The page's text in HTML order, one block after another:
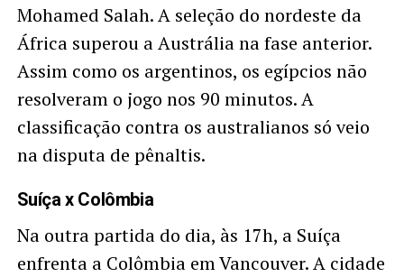
Mohamed Salah. A seleção do nordeste da
África superou a Austrália na fase anterior.
Assim como os argentinos, os egípcios não
resolveram o jogo nos 90 minutos. A
classificação contra os australianos só veio
na disputa de pênaltis.
Suíça x Colômbia
Na outra partida do dia, às 17h, a Suíça
enfrenta a Colômbia em Vancouver. A cidade